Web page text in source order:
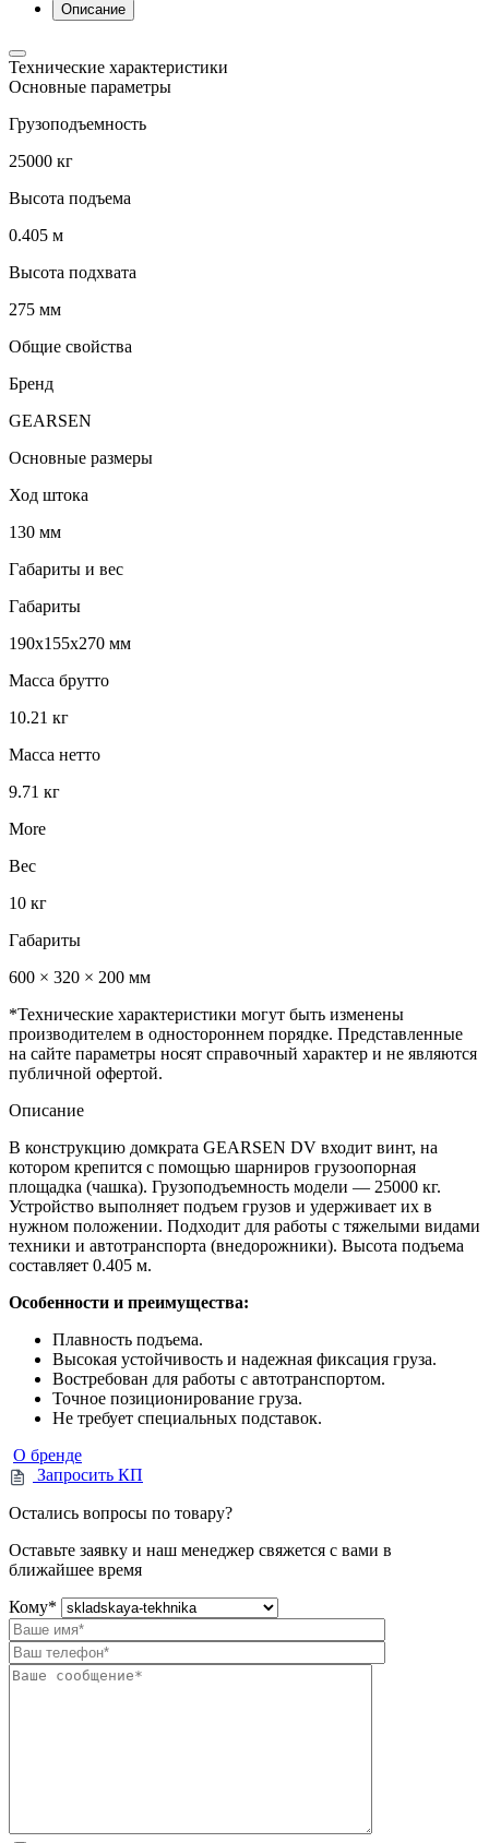
Описание
Технические характеристики
Основные параметры
Грузоподъемность
25000 кг
Высота подъема
0.405 м
Высота подхвата
275 мм
Общие свойства
Бренд
GEARSEN
Основные размеры
Ход штока
130 мм
Габариты и вес
Габариты
190x155x270 мм
Масса брутто
10.21 кг
Масса нетто
9.71 кг
More
Вес
10 кг
Габариты
600 × 320 × 200 мм
*Технические характеристики могут быть изменены
производителем в одностороннем порядке. Представленные
на сайте параметры носят справочный характер и не являются
публичной офертой.
Описание
В конструкцию домкрата GEARSEN DV входит винт, на
котором крепится с помощью шарниров грузоопорная
площадка (чашка). Грузоподъемность модели — 25000 кг.
Устройство выполняет подъем грузов и удерживает их в
нужном положении. Подходит для работы с тяжелыми видами
техники и автотранспорта (внедорожники). Высота подъема
составляет 0.405 м.
Особенности и преимущества:
Плавность подъема.
Высокая устойчивость и надежная фиксация груза.
Востребован для работы с автотранспортом.
Точное позиционирование груза.
Не требует специальных подставок.
О бренде
Запросить КП
Остались вопросы по товару?
Оставьте заявку и наш менеджер свяжется с вами в
ближайшее время
Кому*